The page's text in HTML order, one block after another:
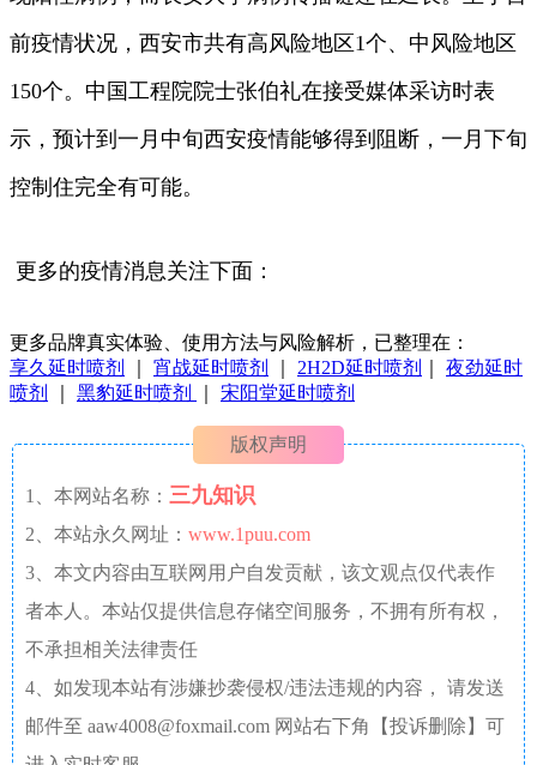
前疫情状况，西安市共有高风险地区1个、中风险地区
150个。中国工程院院士张伯礼在接受媒体采访时表
示，预计到一月中旬西安疫情能够得到阻断，一月下旬
控制住完全有可能。
更多的疫情消息关注下面：
更多品牌真实体验、使用方法与风险解析，已整理在：
享久延时喷剂
宵战延时喷剂 2H2D延时喷剂
夜劲延时
喷剂
黑豹延时喷剂 宋阳堂延时喷剂
版权声明
1、本网站名称： 三九知识
2、本站永久网址： www.1puu.com
3、本文内容由互联网用户自发贡献，该文观点仅代表作
者本人。本站仅提供信息存储空间服务，不拥有所有权，
不承担相关法律责任
4、如发现本站有涉嫌抄袭侵权/违法违规的内容， 请发送
邮件至 aaw4008@foxmail.com 网站右下角【投诉删除】可